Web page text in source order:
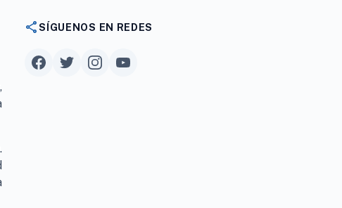
shareSÍGUENOS EN REDES